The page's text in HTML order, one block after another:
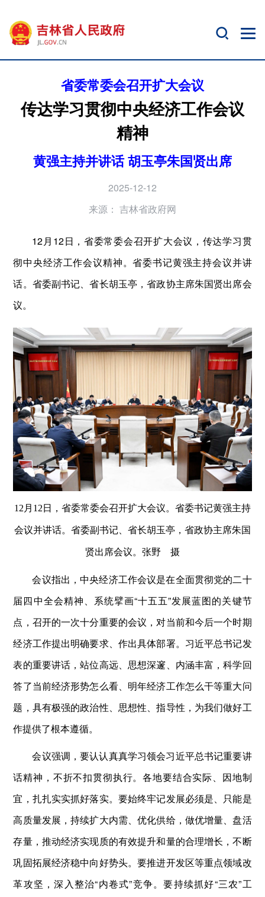
省委常委会召开扩大会议
传达学习贯彻中央经济工作会议
精神
黄强主持并讲话 胡玉亭朱国贤出席
2025-12-12
来源： 吉林省政府网
12月12日，省委常委会召开扩大会议，传达学习贯
彻中央经济工作会议精神。省委书记黄强主持会议并讲
话。省委副书记、省长胡玉亭，省政协主席朱国贤出席会
议。
12月12日，省委常委会召开扩大会议。省委书记黄强主持
会议并讲话。省委副书记、省长胡玉亭，省政协主席朱国
贤出席会议。张野 摄
会议指出，中央经济工作会议是在全面贯彻党的二十
届四中全会精神、系统擘画“十五五”发展蓝图的关键节
点，召开的一次十分重要的会议，对当前和今后一个时期
经济工作提出明确要求、作出具体部署。习近平总书记发
表的重要讲话，站位高远、思想深邃、内涵丰富，科学回
答了当前经济形势怎么看、明年经济工作怎么干等重大问
题，具有极强的政治性、思想性、指导性，为我们做好工
作提供了根本遵循。
会议强调，要认认真真学习领会习近平总书记重要讲
话精神，不折不扣贯彻执行。各地要结合实际、因地制
宜，扎扎实实抓好落实。要始终牢记发展必须是、只能是
高质量发展，持续扩大内需、优化供给，做优增量、盘活
存量，推动经济实现质的有效提升和量的合理增长，不断
巩固拓展经济稳中向好势头。要推进开发区等重点领域改
革攻坚，深入整治“内卷式”竞争。要持续抓好“三农”工